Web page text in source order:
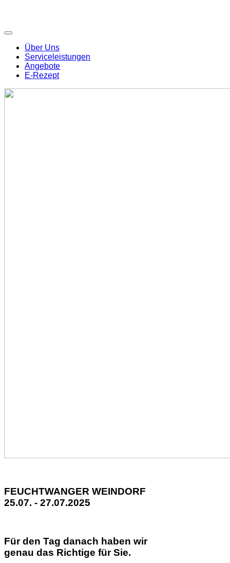
Über Uns
Serviceleistungen
Angebote
E-Rezept
FEUCHTWANGER WEINDORF
25.07. - 27.07.2025
Für den Tag danach haben wir
genau das Richtige für Sie.